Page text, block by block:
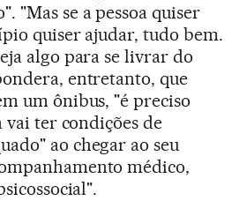
"Mas se a pessoa quiser
quiser ajudar, tudo bem.
algo para se livrar do
entretanto, que
um ônibus, "é preciso
vai ter condições de
ao chegar ao seu
médico,